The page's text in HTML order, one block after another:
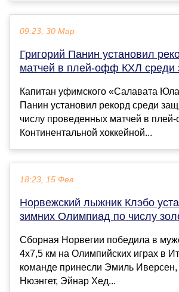
09:23, 30 Мар
Григорий Панин установил
матчей в плей‑офф КХЛ среди
Капитан уфимского «Салавата
Панин установил рекорд среди
числу проведенных матчей в
Континентальной хоккейной...
18:23, 15 Фев
Норвежский лыжник Клэбо
зимних Олимпиад по числу
Сборная Норвегии победила в
4х7,5 км на Олимпийских играх в
команде принесли Эмиль
Нюэнгет, Эйнар Хед...